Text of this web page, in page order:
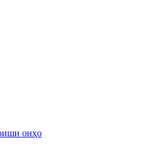
онҳо